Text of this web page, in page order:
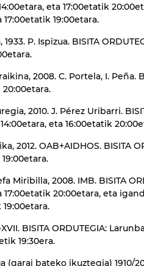
eta 17:00etatik
19:00etara.
P. Ispizua. BISITA
2008. C. Portela, I. Peña.
2010. J. Pérez Uribarri.
eta 16:00etatik
2012. OAB+AIDHOS. BISITA
Miribilla, 2008. IMB. BISITA
17:00etatik 20:00etara, eta
19:00etara.
BISITA ORDUTEGIA:
19:30era.
(garai bateko ikuztegia) 1910/